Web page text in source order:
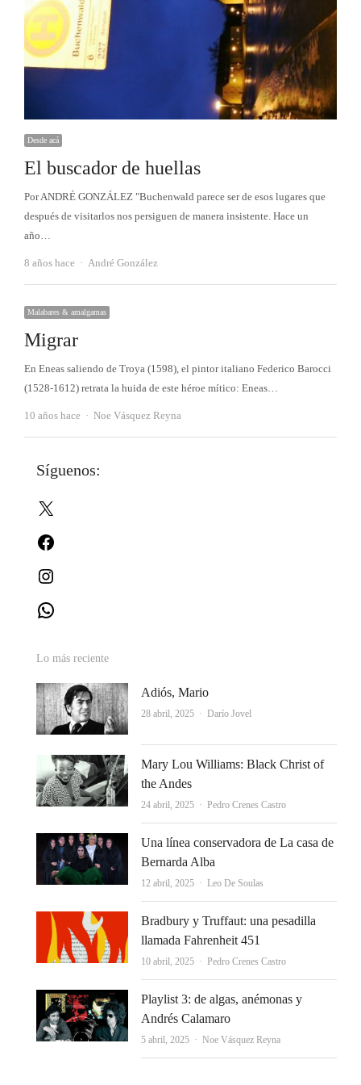
Desde acá
El buscador de huellas
Por ANDRÉ GONZÁLEZ "Buchenwald parece ser de esos lugares que
después de visitarlos nos persiguen de manera insistente. Hace un
año…
8 años hace Autor
André González
Malabares & amalgamas
Migrar
En Eneas saliendo de Troya (1598), el pintor italiano Federico Barocci
(1528-1612) retrata la huida de este héroe mítico: Eneas…
10 años hace Autor
Noe Vásquez Reyna
Síguenos:
Lo más reciente
Adiós, Mario
28 abril, 2025 Autor
Darío Jovel
Mary Lou Williams: Black Christ of
the Andes
24 abril, 2025 Autor
Pedro Crenes Castro
Una línea conservadora de La casa de
Bernarda Alba
12 abril, 2025 Autor
Leo De Soulas
Bradbury y Truffaut: una pesadilla
llamada Fahrenheit 451
10 abril, 2025 Autor
Pedro Crenes Castro
Playlist 3: de algas, anémonas y
Andrés Calamaro
5 abril, 2025 Autor
Noe Vásquez Reyna